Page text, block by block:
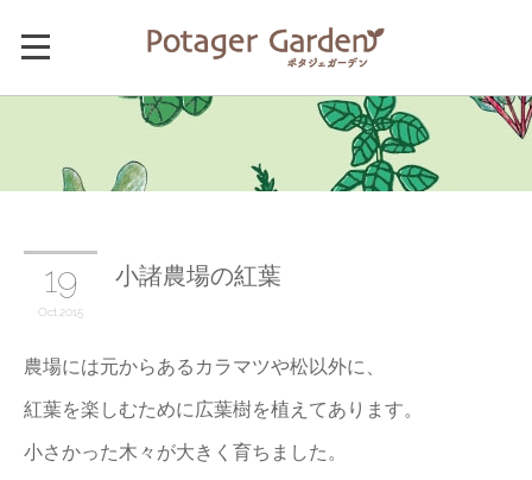
19
Oct 2015
小諸農場の紅葉
農場には元からあるカラマツや松以外に、
紅葉を楽しむために広葉樹を植えてあります。
小さかった木々が大きく育ちました。